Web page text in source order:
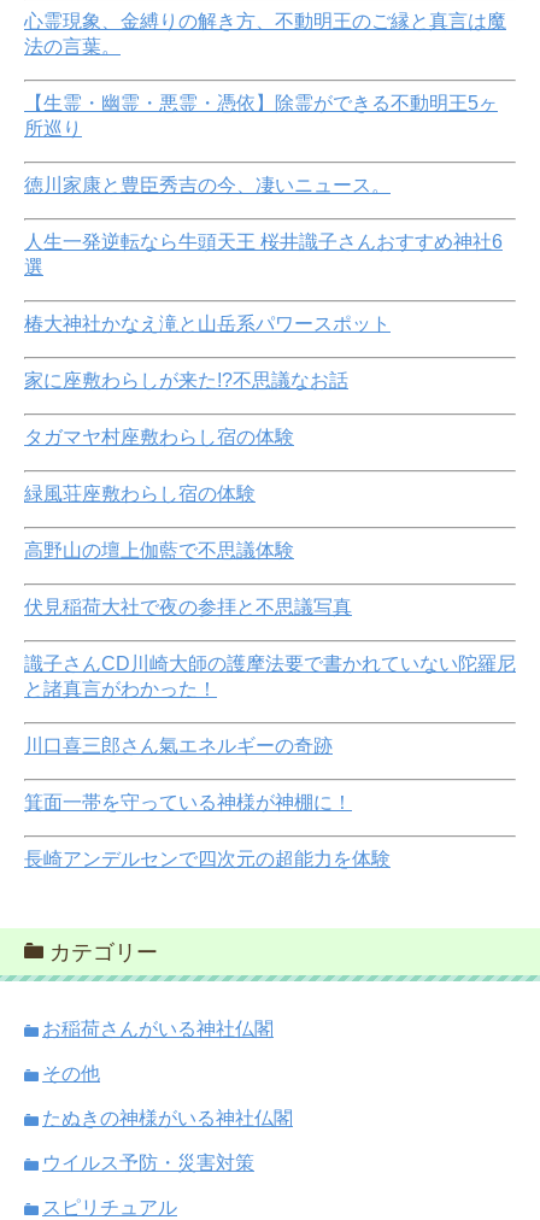
心霊現象、金縛りの解き方、不動明王のご縁と真言は魔
法の言葉。
【生霊・幽霊・悪霊・憑依】除霊ができる不動明王5ヶ
所巡り
徳川家康と豊臣秀吉の今、凄いニュース。
人生一発逆転なら牛頭天王 桜井識子さんおすすめ神社6
選
椿大神社かなえ滝と山岳系パワースポット
家に座敷わらしが来た!?不思議なお話
タガマヤ村座敷わらし宿の体験
緑風荘座敷わらし宿の体験
高野山の壇上伽藍で不思議体験
伏見稲荷大社で夜の参拝と不思議写真
識子さんCD川崎大師の護摩法要で書かれていない陀羅尼
と諸真言がわかった！
川口喜三郎さん氣エネルギーの奇跡
箕面一帯を守っている神様が神棚に！
長崎アンデルセンで四次元の超能力を体験
カテゴリー
お稲荷さんがいる神社仏閣
その他
たぬきの神様がいる神社仏閣
ウイルス予防・災害対策
スピリチュアル